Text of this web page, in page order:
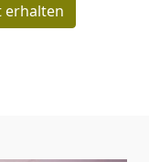
erhalten